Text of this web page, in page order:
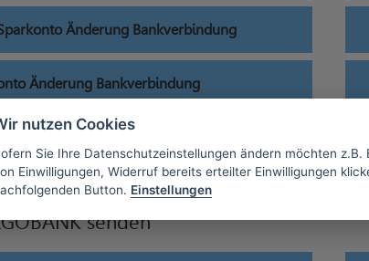
Änderung Bankverbindung
Änderung Bankverbindung
Änderung Bankverbindung
senden
nutzen Cookies
Sie Ihre Datenschutzeinstellungen ändern möchten z.B.
Einwilligungen, Widerruf bereits erteilter Einwilligungen
Button. Einstellungen